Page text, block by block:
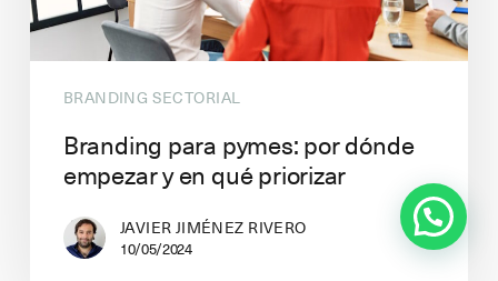
BRANDING SECTORIAL
Branding para pymes: por dónde
empezar y en qué priorizar
JAVIER JIMÉNEZ RIVERO
10/05/2024
¿Puedo ayudarte en algo?